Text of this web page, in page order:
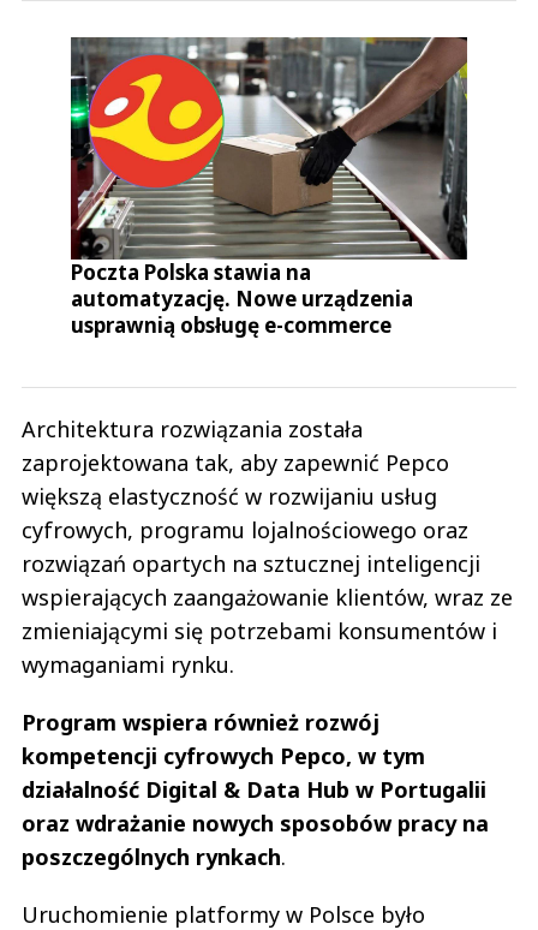
Poczta Polska stawia na
automatyzację. Nowe urządzenia
usprawnią obsługę e-commerce
Architektura rozwiązania została
zaprojektowana tak, aby zapewnić Pepco
większą elastyczność w rozwijaniu usług
cyfrowych, programu lojalnościowego oraz
rozwiązań opartych na sztucznej inteligencji
wspierających zaangażowanie klientów, wraz ze
zmieniającymi się potrzebami konsumentów i
wymaganiami rynku.
Program wspiera również rozwój
kompetencji cyfrowych Pepco, w tym
działalność Digital & Data Hub w Portugalii
oraz wdrażanie nowych sposobów pracy na
poszczególnych rynkach.
Uruchomienie platformy w Polsce było